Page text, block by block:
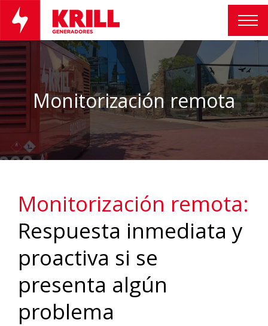
Monitorización remota
Monitorización remota:
Respuesta inmediata y
proactiva si se
presenta algún
problema